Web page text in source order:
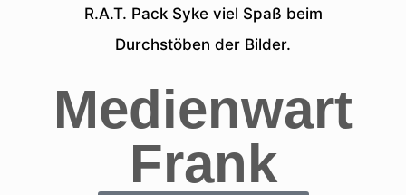
R.A.T. Pack Syke viel Spaß beim
Durchstöben der Bilder.
Medienwart
Frank